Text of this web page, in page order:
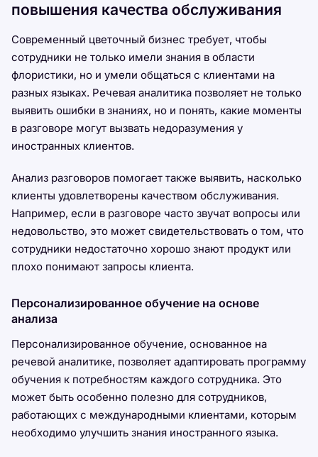
повышения качества обслуживания
Современный цветочный бизнес требует, чтобы
сотрудники не только имели знания в области
флористики, но и умели общаться с клиентами на
разных языках. Речевая аналитика позволяет не только
выявить ошибки в знаниях, но и понять, какие моменты
в разговоре могут вызвать недоразумения у
иностранных клиентов.
Анализ разговоров помогает также выявить, насколько
клиенты удовлетворены качеством обслуживания.
Например, если в разговоре часто звучат вопросы или
недовольство, это может свидетельствовать о том, что
сотрудники недостаточно хорошо знают продукт или
плохо понимают запросы клиента.
Персонализированное обучение на основе
анализа
Персонализированное обучение, основанное на
речевой аналитике, позволяет адаптировать программу
обучения к потребностям каждого сотрудника. Это
может быть особенно полезно для сотрудников,
работающих с международными клиентами, которым
необходимо улучшить знания иностранного языка.